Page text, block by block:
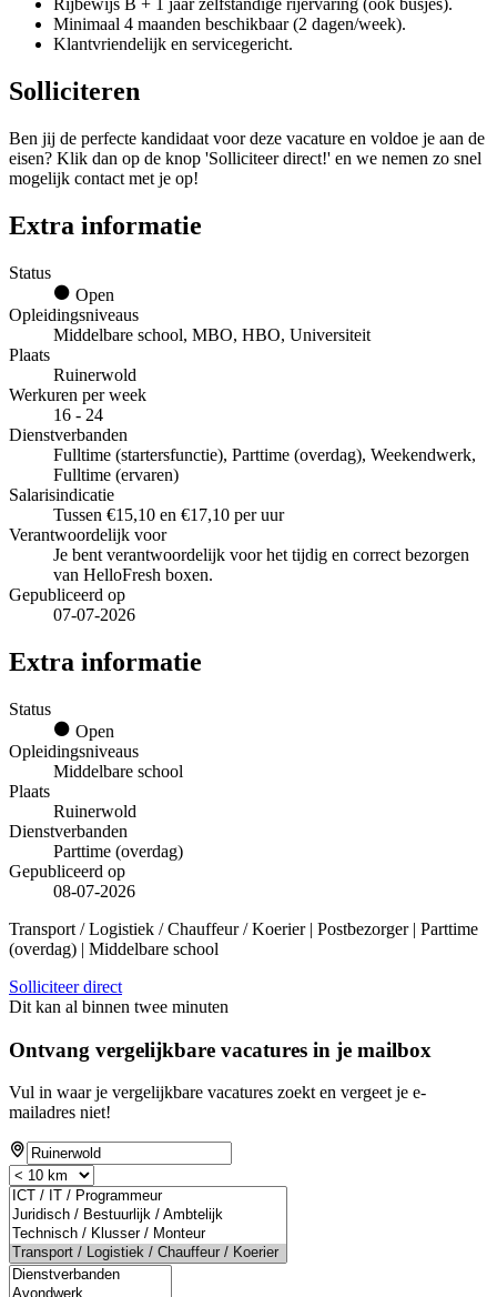
Rijbewijs B + 1 jaar zelfstandige rijervaring (ook busjes).
Minimaal 4 maanden beschikbaar (2 dagen/week).
Klantvriendelijk en servicegericht.
Solliciteren
Ben jij de perfecte kandidaat voor deze vacature en voldoe je aan de
eisen? Klik dan op de knop 'Solliciteer direct!' en we nemen zo snel
mogelijk contact met je op!
Extra informatie
Status
Open
Opleidingsniveaus
Middelbare school, MBO, HBO, Universiteit
Plaats
Ruinerwold
Werkuren per week
16 - 24
Dienstverbanden
Fulltime (startersfunctie), Parttime (overdag), Weekendwerk,
Fulltime (ervaren)
Salarisindicatie
Tussen €15,10 en €17,10 per uur
Verantwoordelijk voor
Je bent verantwoordelijk voor het tijdig en correct bezorgen
van HelloFresh boxen.
Gepubliceerd op
07-07-2026
Extra informatie
Status
Open
Opleidingsniveaus
Middelbare school
Plaats
Ruinerwold
Dienstverbanden
Parttime (overdag)
Gepubliceerd op
08-07-2026
Transport / Logistiek / Chauffeur / Koerier | Postbezorger | Parttime
(overdag) | Middelbare school
Solliciteer direct
Dit kan al binnen twee minuten
Ontvang vergelijkbare vacatures in je mailbox
Vul in waar je vergelijkbare vacatures zoekt en vergeet je e-
mailadres niet!